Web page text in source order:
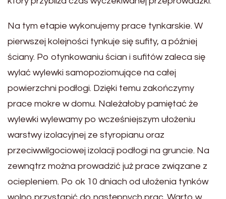
Na tym etapie wykonujemy prace tynkarskie. W
pierwszej kolejności tynkuje się sufity, a później
ściany. Po otynkowaniu ścian i sufitów zaleca się
wylać wylewki samopoziomujące na całej
powierzchni podłogi. Dzięki temu zakończymy
prace mokre w domu. Należałoby pamiętać że
wylewki wylewamy po wcześniejszym ułożeniu
warstwy izolacyjnej ze styropianu oraz
przeciwwilgociowej izolacji podłogi na gruncie. Na
zewnątrz można prowadzić już prace związane z
ociepleniem. Po ok 10 dniach od ułożenia tynków